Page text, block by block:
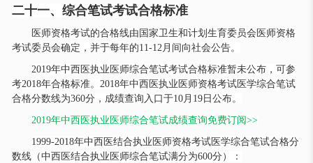
二十一、综合笔试考试合格标准
医师资格考试的合格线由国家卫生和计划生育委员会医师资格
考试委员会确定，并于每年的11-12月间向社会公告。
2019年中西医执业医师综合笔试考试合格标准暂未公布，可参
考2018年合格标准。2018年中西医执业医师资格考试医学综合笔试
合格分数线为360分，成绩查询入口于10月19日公布。
2019年中西医执业医师综合笔试成绩查询免费订阅>>
1999-2018年中西医结合执业医师资格考试医学综合笔试合格分
数线（中西医结合执业医师综合笔试满分为600分）：